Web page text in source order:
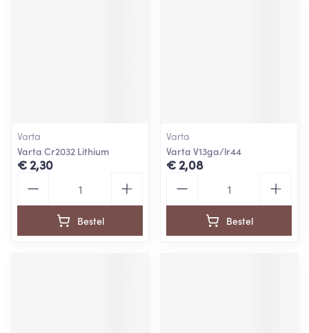
Varta
Varta Cr2032 Lithium
€ 2,30
Bestel
Varta
Varta V13ga/lr44
€ 2,08
Bestel